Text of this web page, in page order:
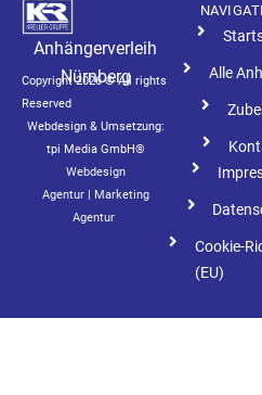
Anhängerverleih
Nürnberg
Copyright 2026 © All rights
Reserved
Webdesign & Umsetzung:
tpi Media GmbH®
Webdesign
Agentur|
Marketing
Agentur
Alle
Cookie-
(EU)